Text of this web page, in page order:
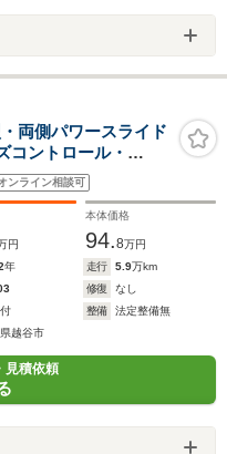
両側パワースライド
コントロール・
ト・HIDヘッドライ
・ローダウン・ウイ
ンライン相談可
円
本体価格
94.8万円
年 走行 5.9万km
修復
なし
整備
法定整備無
越谷市
見積依頼